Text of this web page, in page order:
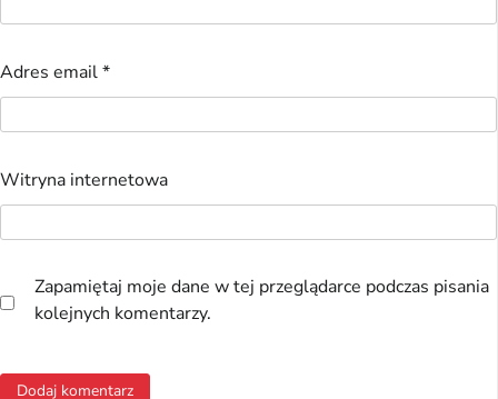
Adres email*
Witryna internetowa
Zapamiętaj moje dane w tej przeglądarce podczas pisania
kolejnych komentarzy.